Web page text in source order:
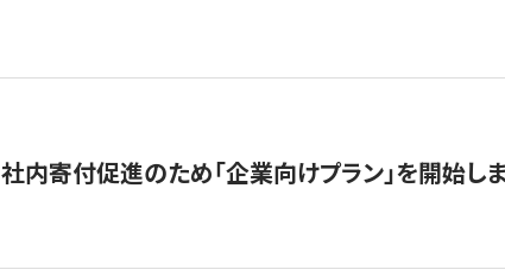
社内寄付促進のため「企業向けプラン」を開始し